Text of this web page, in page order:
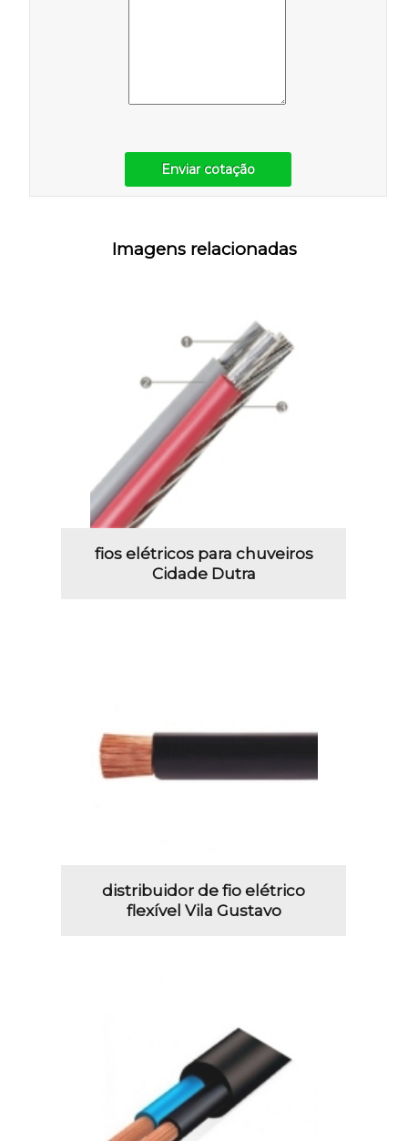
Enviar cotação
Imagens relacionadas
fios elétricos para chuveiros
Cidade Dutra
distribuidor de fio elétrico
flexível Vila Gustavo